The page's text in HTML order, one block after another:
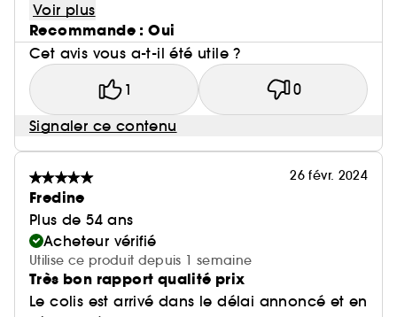
Voir plus
Recommande : Oui
Cet avis vous a-t-il été utile ?
1 0
Signaler ce contenu
26 févr. 2024
Fredine
Plus de 54 ans
Acheteur vérifié
Utilise ce produit depuis 1 semaine
Très bon rapport qualité prix
Le colis est arrivé dans le délai annoncé et en